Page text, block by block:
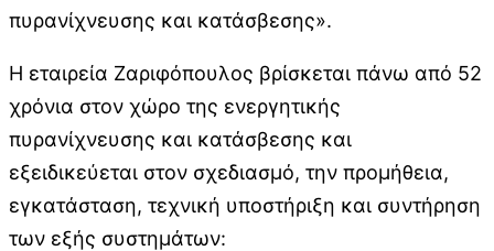
πυρανίχνευσης και κατάσβεσης».
Η εταιρεία Ζαριφόπουλος βρίσκεται πάνω από 52
χρόνια στον χώρο της ενεργητικής
πυρανίχνευσης και κατάσβεσης και
εξειδικεύεται στον σχεδιασμό, την προμήθεια,
εγκατάσταση, τεχνική υποστήριξη και συντήρηση
των εξής συστημάτων: